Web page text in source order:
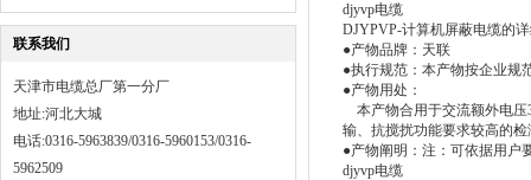
联系我们
天津市电缆总厂第一分厂
地址:河北大城
电话:0316-5963839/0316-5960153/0316-
5962509
djyvp电缆
DJYPVP-计算机屏蔽电缆的
●产物品牌：天联
●执行规范：本产物按企业规
●产物用处：
本产物合用于交流额外电压
输、抗搅扰功能要求较高的
●产物阐明：注：可依据用户
djyvp电缆